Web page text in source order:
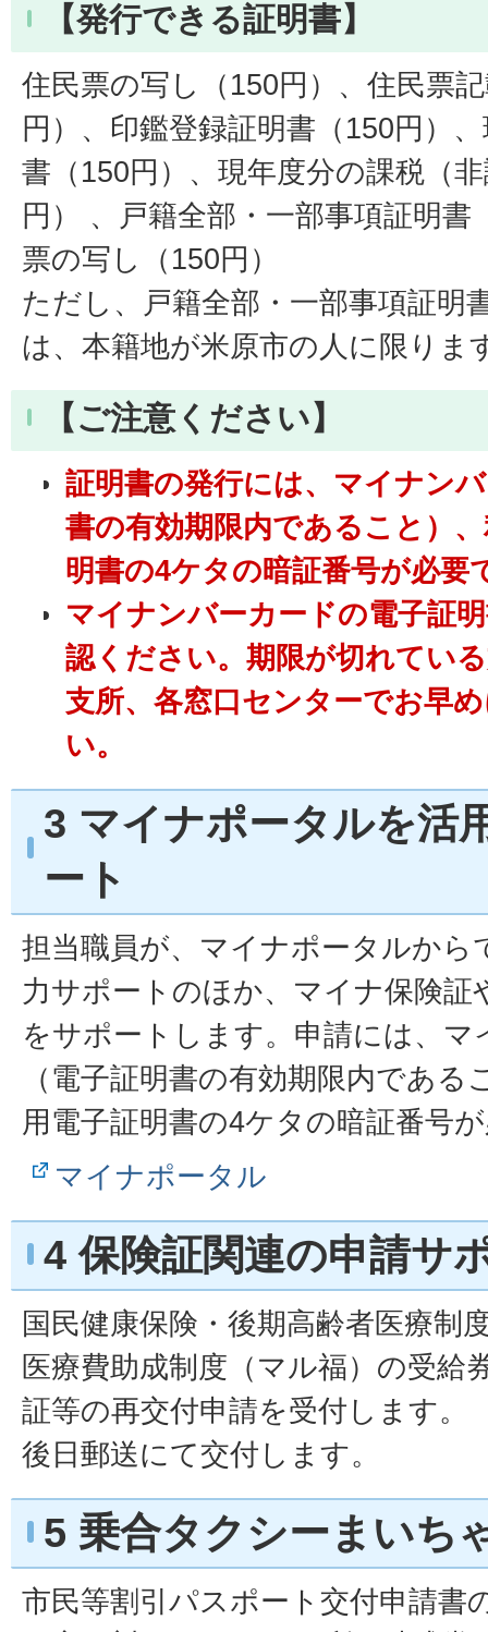
【発行できる証明書】
住民票の写し（150円）、住民票
円）、印鑑登録証明書（150円）
書（150円）、現年度分の課税（
円） 、戸籍全部・一部事項証明書
票の写し（150円）
ただし、戸籍全部・一部事項証明
は、本籍地が米原市の人に限りま
【ご注意ください】
証明書の発行には、マイナン
書の有効期限内であること）
明書の4ケタの暗証番号が必要
マイナンバーカードの電子証
認ください。期限が切れてい
支所、各窓口センターでお早
い。
3 マイナポータルを活
ート
担当職員が、マイナポータルから
力サポートのほか、マイナ保険証
をサポートします。申請には、マ
（電子証明書の有効期限内である
用電子証明書の4ケタの暗証番号
マイナポータル
4 保険証関連の申請サ
国民健康保険・後期高齢者医療制
医療費助成制度（マル福）の受給
証等の再交付申請を受付します。
後日郵送にて交付します。
5 乗合タクシーまいち
市民等割引パスポート交付申請書